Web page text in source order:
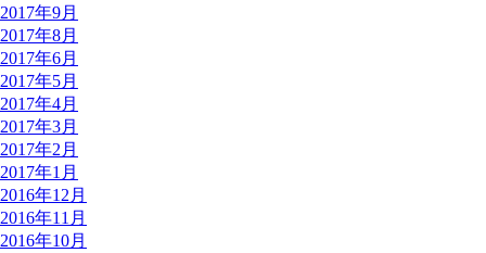
2017年9月
2017年8月
2017年6月
2017年5月
2017年4月
2017年3月
2017年2月
2017年1月
2016年12月
2016年11月
2016年10月